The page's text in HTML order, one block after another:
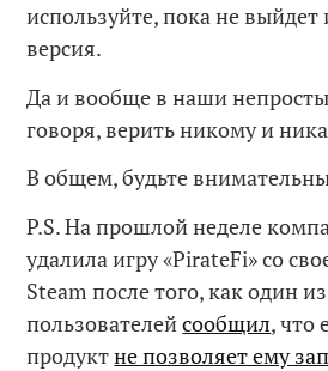
используйте, пока не выйдет
версия.
Да и вообще в наши
говоря, верить никому и
В общем, будьте
P.S. На прошлой неделе
удалила игру «PirateFi» со
Steam после того, как один из
пользователейсообщил, что
продуктне позволяет ему